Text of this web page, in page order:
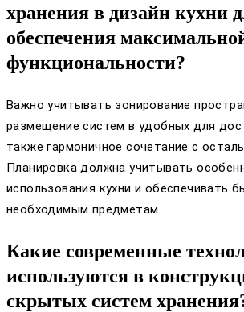
хранения в дизайн кухни
обеспечения
функциональности?
Важно учитывать зонирование
размещение систем в удобных для
также гармоничное сочетание с
Планировка должна учитывать
использования кухни и обеспечивать
необходимым предметам.
Какие современные
используются в
скрытых систем